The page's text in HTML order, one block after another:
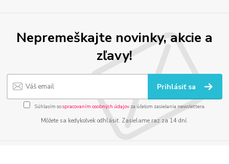
Nepremeškajte novinky, akcie a
zľavy!
Prihlásiť sa
Súhlasím sospracovaním osobných údajov za účelom zasielania newslettera.
Môžete sa kedykoľvek odhlásiť. Zasielame raz za 14 dní.